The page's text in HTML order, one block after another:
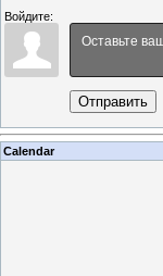
Войдите:
Отправить
Calendar